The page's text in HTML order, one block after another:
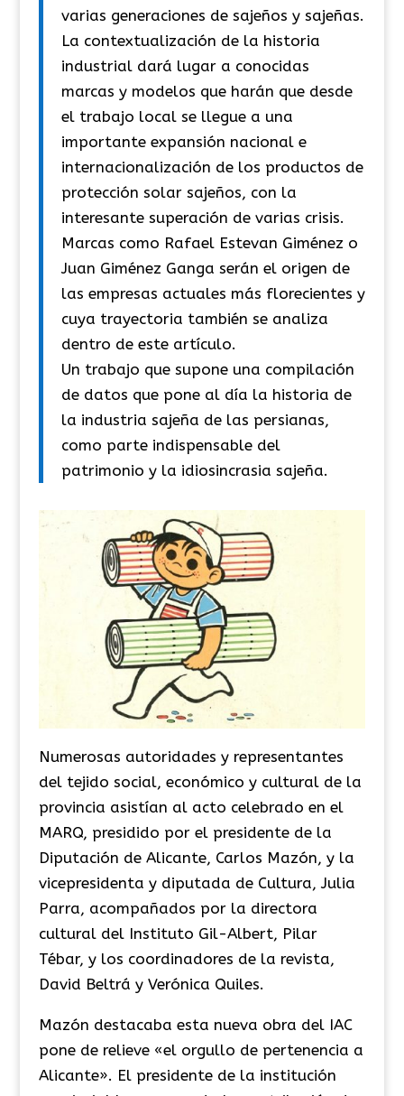
varias generaciones de sajeños y sajeñas.
La contextualización de la historia
industrial dará lugar a conocidas
marcas y modelos que harán que desde
el trabajo local se llegue a una
importante expansión nacional e
internacionalización de los productos de
protección solar sajeños, con la
interesante superación de varias crisis.
Marcas como Rafael Estevan Giménez o
Juan Giménez Ganga serán el origen de
las empresas actuales más florecientes y
cuya trayectoria también se analiza
dentro de este artículo.
Un trabajo que supone una compilación
de datos que pone al día la historia de
la industria sajeña de las persianas,
como parte indispensable del
patrimonio y la idiosincrasia sajeña.
Numerosas autoridades y representantes
del tejido social, económico y cultural de la
provincia asistían al acto celebrado en el
MARQ, presidido por el presidente de la
Diputación de Alicante, Carlos Mazón, y la
vicepresidenta y diputada de Cultura, Julia
Parra, acompañados por la directora
cultural del Instituto Gil-Albert, Pilar
Tébar, y los coordinadores de la revista,
David Beltrá y Verónica Quiles.
Mazón destacaba esta nueva obra del IAC
pone de relieve «el orgullo de pertenencia a
Alicante». El presidente de la institución